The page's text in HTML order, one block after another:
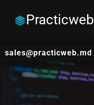
Practicweb
sales@practicweb.md